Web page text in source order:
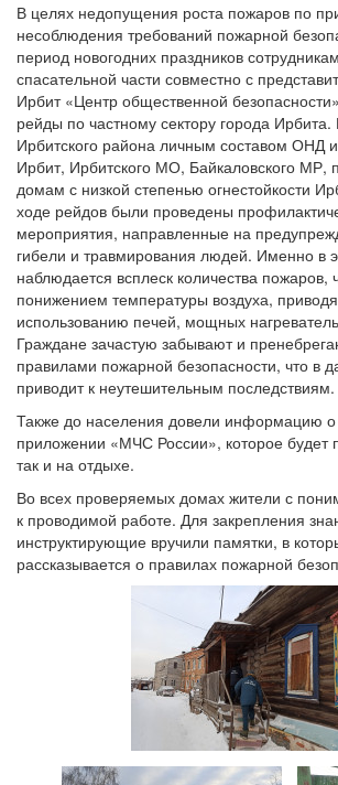
В целях недопущения роста пожаров по
несоблюдения требований пожарной
период новогодних праздников
спасательной части совместно с
Ирбит «Центр общественной
рейды по частному сектору города
Ирбитского района личным составом ОНД
Ирбит, Ирбитского МО, Байкаловского МР,
домам с низкой степенью огнестойкости
ходе рейдов были проведены
мероприятия, направленные на
гибели и травмирования людей. Именно в
наблюдается всплеск количества пожаров,
понижением температуры воздуха,
использованию печей, мощных
Граждане зачастую забывают и
правилами пожарной безопасности, что в
приводит к неутешительным последствиям.
Также до населения довели информацию
приложении «МЧС России», которое будет
так и на отдыхе.
Во всех проверяемых домах жители с
к проводимой работе. Для закрепления
инструктирующие вручили памятки, в
рассказывается о правилах пожарной